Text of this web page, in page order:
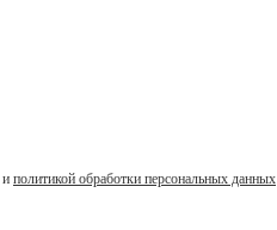
и политикой обработки персональных данных